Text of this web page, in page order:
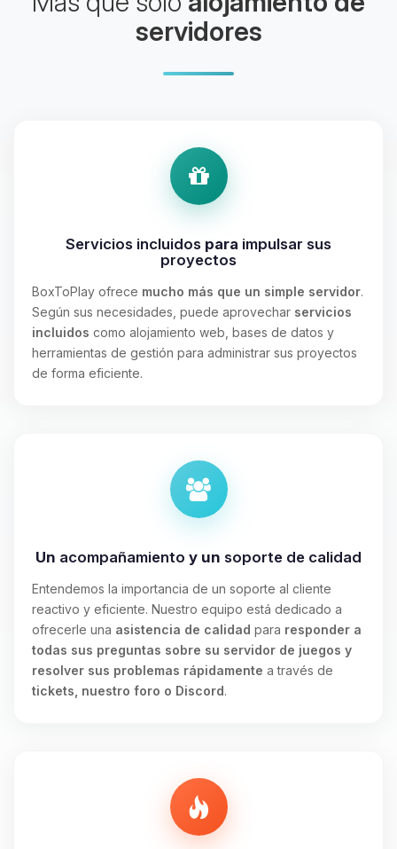
servidores
Servicios incluidos para impulsar sus
proyectos
BoxToPlay ofrece mucho más que un simple servidor.
Según sus necesidades, puede aprovechar servicios
incluidos como alojamiento web, bases de datos y
herramientas de gestión para administrar sus proyectos
de forma eficiente.
Un acompañamiento y un soporte de calidad
Entendemos la importancia de un soporte al cliente
reactivo y eficiente. Nuestro equipo está dedicado a
ofrecerle una asistencia de calidad para responder a
todas sus preguntas sobre su servidor de juegos y
resolver sus problemas rápidamente a través de
tickets, nuestro foro o Discord.